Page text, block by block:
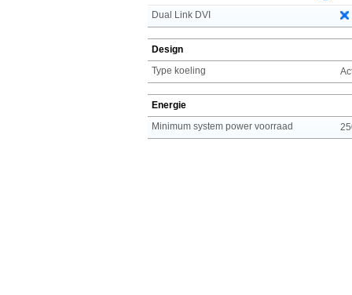
Dual Link DVI
Design
Type koeling
Energie
Minimum system power voorraad